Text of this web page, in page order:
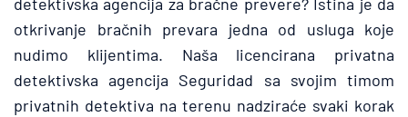
otkrivanje bračnih prevara jedna od usluga koje
nudimo klijentima. Naša licencirana privatna
detektivska agencija Seguridad sa svojim timom
privatnih detektiva na terenu nadziraće svaki korak